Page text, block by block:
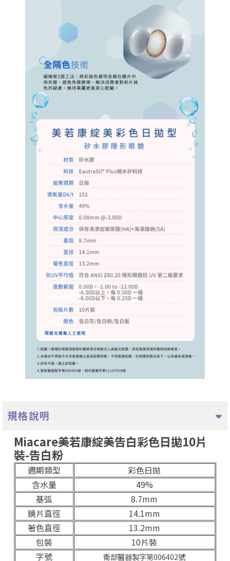
規格說明
Miacare美若康綻美告白彩色日拋10片
裝-告白粉
週期類型
彩色日拋
含水量
49%
基弧
8.7mm
鏡片直徑
14.1mm
著色直徑
13.2mm
包裝
10片裝
字號
衛部醫器製字第006402號